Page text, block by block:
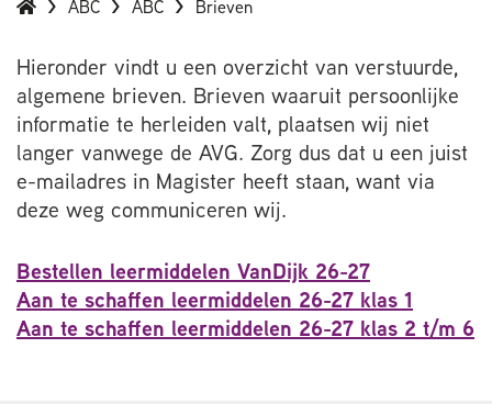
ABC ABC Brieven
Hieronder vindt u een overzicht van verstuurde,
algemene brieven. Brieven waaruit persoonlijke
informatie te herleiden valt, plaatsen wij niet
langer vanwege de AVG. Zorg dus dat u een juist
e-mailadres in Magister heeft staan, want via
deze weg communiceren wij.
Bestellen leermiddelen VanDijk 26-27
Aan te schaffen leermiddelen 26-27 klas 1
Aan te schaffen leermiddelen 26-27 klas 2 t/m 6